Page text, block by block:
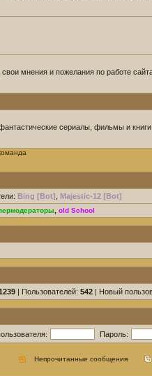
мнения и пожелания по работе
сериалы, фильмы и
Bing [Bot] Majestic-12 [Bot]
old School
| Пользователей: 542 | Новый
Пароль:
Непрочитанные сообщения